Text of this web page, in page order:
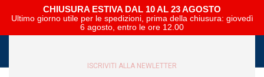
ISCRIVITI ALLA NEWLETTER
CHIUSURA ESTIVA DAL 10 AL 23 AGOSTO
Ultimo giorno utile per le spedizioni, prima della chiusura: giovedì
6 agosto, entro le ore 12.00